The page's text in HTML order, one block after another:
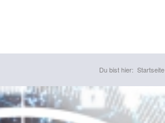
Du bist hier: Startseite